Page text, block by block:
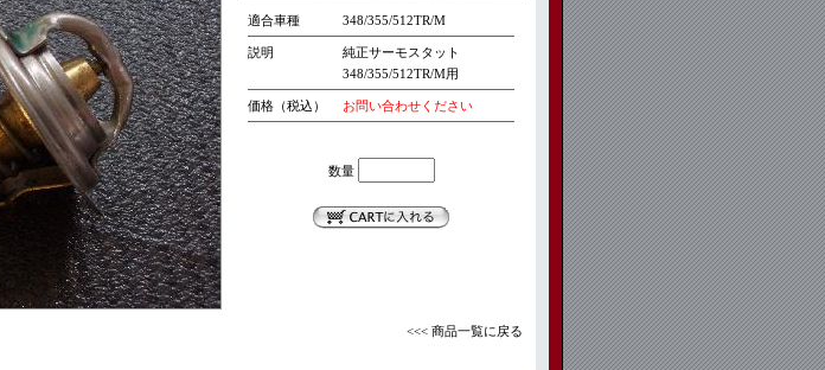
適合車種 348/355/512TR/M
説明
純正サーモスタット
348/355/512TR/M用
価格（税込） お問い合わせください
数量
<<< 商品一覧に戻る